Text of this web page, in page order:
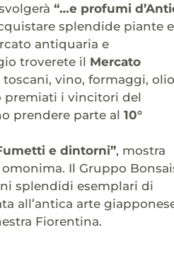
“…e profumi
splendide piante e
antiquaria e
troverete il Mercato
vino, formaggi,
premiati i vincitori del
prendere parte al 10°
e dintorni”, mostra
Il Gruppo
splendidi esemplari di
all’antica arte
Fiorentina.